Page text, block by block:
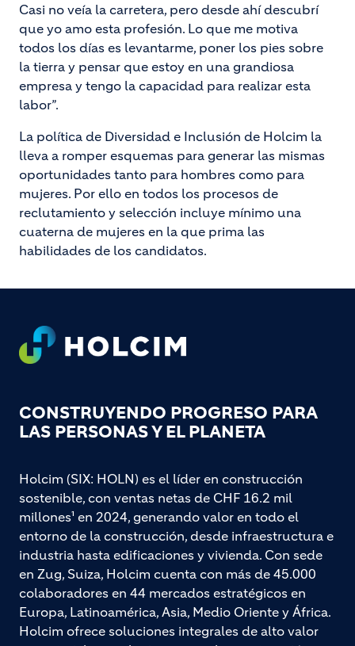
Casi no veía la carretera, pero desde ahí descubrí
que yo amo esta profesión. Lo que me motiva
todos los días es levantarme, poner los pies sobre
la tierra y pensar que estoy en una grandiosa
empresa y tengo la capacidad para realizar esta
labor”.
La política de Diversidad e Inclusión de Holcim la
lleva a romper esquemas para generar las mismas
oportunidades tanto para hombres como para
mujeres. Por ello en todos los procesos de
reclutamiento y selección incluye mínimo una
cuaterna de mujeres en la que prima las
habilidades de los candidatos.
Footer
CONSTRUYENDO PROGRESO PARA
LAS PERSONAS Y EL PLANETA
Holcim (SIX: HOLN) es el líder en construcción
sostenible, con ventas netas de CHF 16.2 mil
millones¹ en 2024, generando valor en todo el
entorno de la construcción, desde infraestructura e
industria hasta edificaciones y vivienda. Con sede
en Zug, Suiza, Holcim cuenta con más de 45.000
colaboradores en 44 mercados estratégicos en
Europa, Latinoamérica, Asia, Medio Oriente y África.
Holcim ofrece soluciones integrales de alto valor